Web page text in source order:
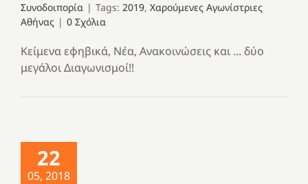
Συνοδοιπορία | Tags: 2019, Χαρούμενες Αγωνίστριες
Αθήνας | 0 Σχόλια
Κείμενα εφηβικά, Νέα, Ανακοινώσεις και ... δύο
μεγάλοι Διαγωνισμοί!!
22
05, 2018